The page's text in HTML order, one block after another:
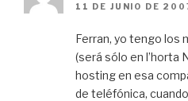
11 DE JUNIO DE
Ferran, yo tengo los
(será sólo en l’horta
hosting en esa
de teléfónica,